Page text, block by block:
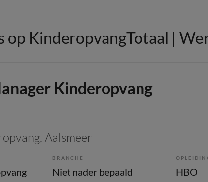
op KinderopvangTotaal |
Kinderopvang
, Aalsmeer
BRANCHE
Niet nader bepaald HBO